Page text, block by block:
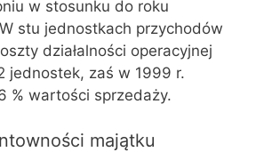
w stosunku do roku
stu jednostkach przychodów
działalności operacyjnej
jednostek, zaś w 1999 r.
% wartości sprzedaży.
majątku